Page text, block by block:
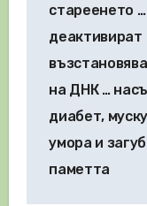
стареенето …
деактивират
на ДНК …
диабет,
умора и
паметта